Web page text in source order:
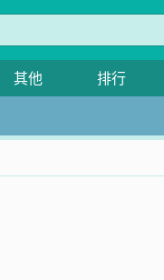
其他 排行